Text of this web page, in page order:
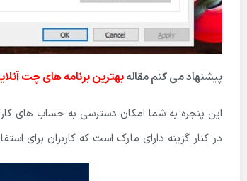
پیشنهاد می کنم مقالهبهترین برنامه هایچت
این پنجره به شما امکان دسترسی به حساب های
در کنار گزینه دارای مارک است که کاربران برای